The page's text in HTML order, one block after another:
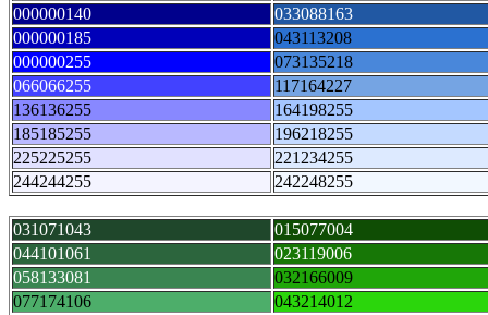
000000140
033088163
000000185
043113208
000000255
073135218
066066255
117164227
136136255
164198255
185185255
196218255
225225255
221234255
244244255
242248255
031071043
015077004
044101061
023119006
058133081
032166009
077174106
043214012